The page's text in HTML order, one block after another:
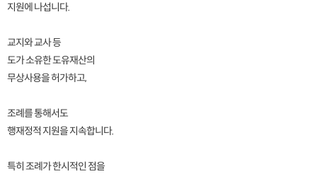
지원에 나섭니다.
교지와 교사 등
도가 소유한 도유재산의
무상사용을 허가하고,
조례를 통해서도
행재정적 지원을 지속합니다.
특히 조례가 한시적인 점을